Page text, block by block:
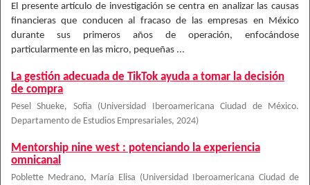
El presente artículo de investigación se centra en analizar las causas
financieras que conducen al fracaso de las empresas en México
durante sus primeros años de operación, enfocándose
particularmente en las micro, pequeñas ...
La gestión adecuada de TikTok ayuda a tomar la decisión
de compra
Pesel Shueke, Sofia (Universidad Iberoamericana Ciudad de México.
Departamento de Estudios Empresariales, 2024)
Mentorship nine west : potenciando la experiencia
omnicanal
Poblette Medrano, María Elisa (Universidad Iberoamericana Ciudad de